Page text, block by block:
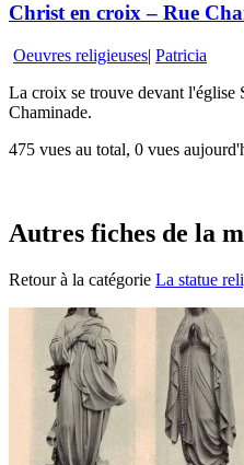
Christ en croix – Rue
Oeuvres religieuses| Patricia
La croix se trouve devant l'église
Chaminade.
475 vues au total, 0 vues
Autres fiches de la
Retour à la catégorie La statue